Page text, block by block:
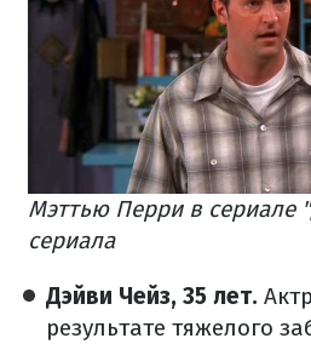
Мэттью Перри в сериале
сериала
Дэйви Чейз, 35 лет.
результате тяжелого